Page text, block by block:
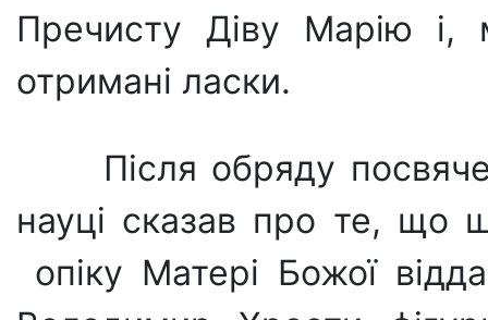
Пречисту Діву Марію і,
отримані ласки.
Після обряду
науці сказав про те, що
опіку Матері Божої